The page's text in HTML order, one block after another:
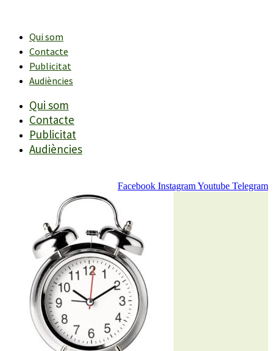
contingutQui som
Contacte
Publicitat
Audiències
Qui som
Contacte
Publicitat
Audiències
Facebook InstagramYoutube Telegram